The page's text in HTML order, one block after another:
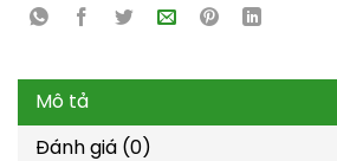
Mô tả
Đánh giá (0)